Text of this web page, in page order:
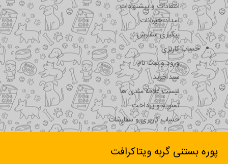
انتقادات و پیشنهادات
امداد حیوانات
پیگیری سفارش
حساب کاربری
ورود و ثبت نام
سبد خرید
لیست علاقه مندی ها
تسویه و پرداخت
حساب کاربری و سفارشات
پوره بستنی گربه ویتاکرافت